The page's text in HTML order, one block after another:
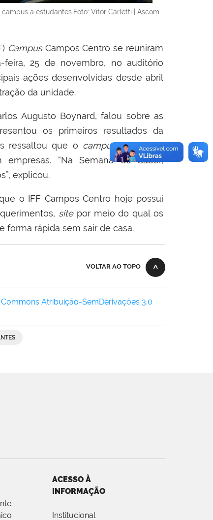
a estudantes.Foto: Vitor Carletti | Ascom
CampusCampos Centro se reuniram
25 de novembro, no auditório
ações desenvolvidas desde abril
da unidade.
Augusto Boynard, falou sobre as
os primeiros resultados da
ressaltou que o campusadquiriua
empresas. “Na Semana do Saber,
explicou.
o IFF Campos Centro hoje possui
sitepor meio do qual os
forma rápida sem sair de casa.
VOLTAR AO TOPO
Atribuição-SemDerivações 3.0
ACESSO À
INFORMAÇÃO
Institucional